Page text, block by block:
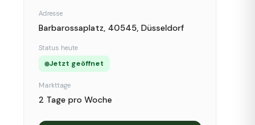
Adresse
Barbarossaplatz, 40545, Düsseldorf
Status heute
Jetzt geöffnet
Markttage
2 Tage pro Woche